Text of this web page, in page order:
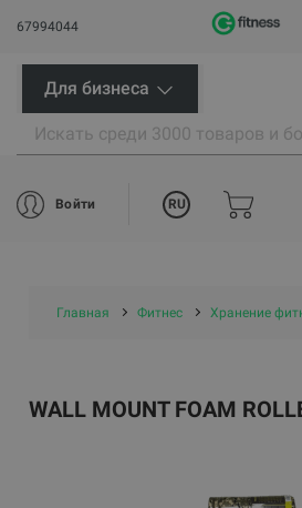
67994044
Для бизнеса
Войти RU
Главная Фитнес Хранение
WALL MOUNT FOAM